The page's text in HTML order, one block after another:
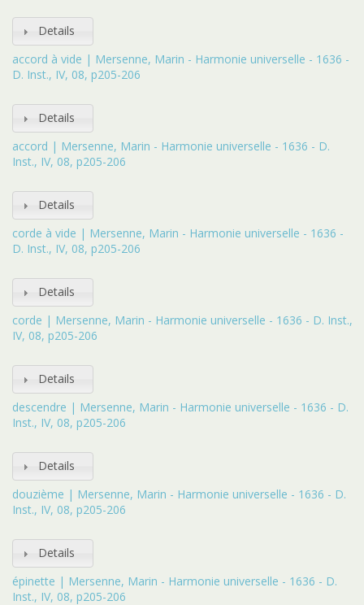
Details
accord à vide | Mersenne, Marin - Harmonie universelle - 1636 -
D. Inst., IV, 08, p205-206
Details
accord | Mersenne, Marin - Harmonie universelle - 1636 - D.
Inst., IV, 08, p205-206
Details
corde à vide | Mersenne, Marin - Harmonie universelle - 1636 -
D. Inst., IV, 08, p205-206
Details
corde | Mersenne, Marin - Harmonie universelle - 1636 - D. Inst.,
IV, 08, p205-206
Details
descendre | Mersenne, Marin - Harmonie universelle - 1636 - D.
Inst., IV, 08, p205-206
Details
douzième | Mersenne, Marin - Harmonie universelle - 1636 - D.
Inst., IV, 08, p205-206
Details
épinette | Mersenne, Marin - Harmonie universelle - 1636 - D.
Inst., IV, 08, p205-206